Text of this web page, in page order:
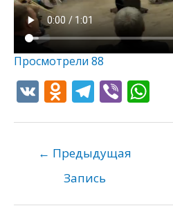
Просмотрели 88
V O
o
kl
as
T
gr
a
m
Vi
p
← Предыдущая
Запись